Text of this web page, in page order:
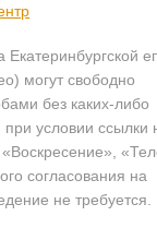
могут свободно
без каких-либо
условии ссылки
согласования на
не требуется.